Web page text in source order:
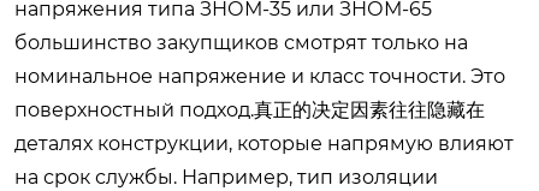
напряжения типа ЗНОМ-35 или ЗНОМ-65
большинство закупщиков смотрят только на
номинальное напряжение и класс точности. Это
поверхностный подход.真正的决定因素往往隐藏在
деталях конструкции, которые напрямую влияют
на срок службы. Например, тип изоляции